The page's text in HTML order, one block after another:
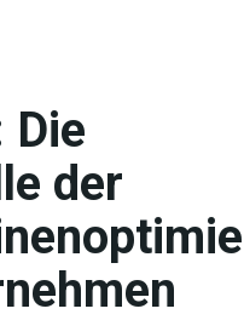
Die
der